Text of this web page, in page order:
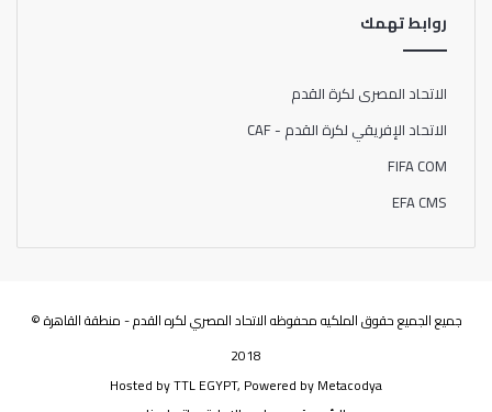
روابط تهمك
الاتحاد المصرى لكرة القدم
الاتحاد الإفريقي لكرة القدم - CAF
FIFA COM
EFA CMS
جميع الجميع حقوق الملكيه محفوظه الاتحاد المصري لكره القدم - منطقة القاهرة ©
2018
Hosted byTTL EGYPT, Powered byMetacodya